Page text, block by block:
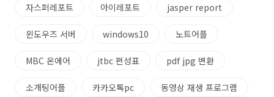
자스퍼레포트 아이레포트 jasper report
윈도우즈 서버 windows10 노트어플
MBC 온에어 jtbc 편성표 pdf jpg 변환
소개팅어플 카카오톡pc 동영상 재생 프로그램